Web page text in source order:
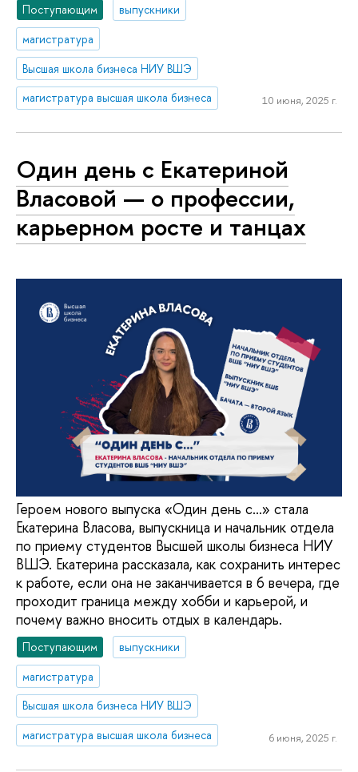
Поступающим
выпускники
магистратура
Высшая школа бизнеса НИУ ВШЭ
магистратура высшая школа бизнеса
10 июня, 2025 г.
Один день с Екатериной
Власовой — о профессии,
карьерном росте и танцах
Героем нового выпуска «Один день с...» стала
Екатерина Власова, выпускница и начальник отдела
по приему студентов Высшей школы бизнеса НИУ
ВШЭ. Екатерина рассказала, как сохранить интерес
к работе, если она не заканчивается в 6 вечера, где
проходит граница между хобби и карьерой, и
почему важно вносить отдых в календарь.
Поступающим
выпускники
магистратура
Высшая школа бизнеса НИУ ВШЭ
магистратура высшая школа бизнеса
6 июня, 2025 г.